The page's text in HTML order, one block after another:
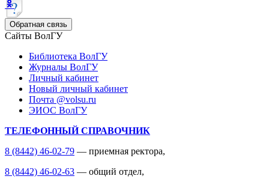
Обратная связь
Сайты ВолГУ
Библиотека ВолГУ
Журналы ВолГУ
Личный кабинет
Новый личный кабинет
Почта @volsu.ru
ЭИОС ВолГУ
ТЕЛЕФОННЫЙ СПРАВОЧНИК
8 (8442) 46-02-79 — приемная ректора,
8 (8442) 46-02-63 — общий отдел,